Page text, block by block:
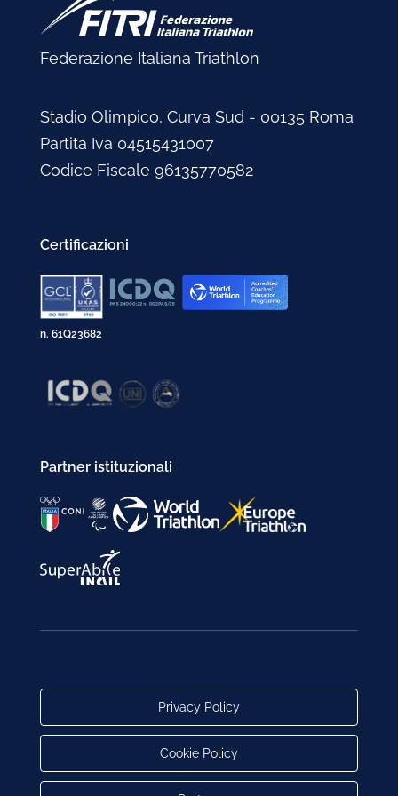
Febbraio 2005
Febbraio 2004
Gennaio 2004
Marzo 2003
Febbraio 2003
Marzo 2002
Febbraio 2002
Federazione Italiana Triathlon
Stadio Olimpico, Curva Sud - 00135 Roma
Partita Iva 04515431007
Codice Fiscale 96135770582
Certificazioni
n. 61Q23682
Partner istituzionali
Privacy Policy
Cookie Policy